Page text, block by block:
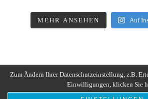
MEHR ANSEHEN Auf
Zum Ändern Ihrer Datenschutzeinstellung, z.B.
Einwilligungen, klicken Sie